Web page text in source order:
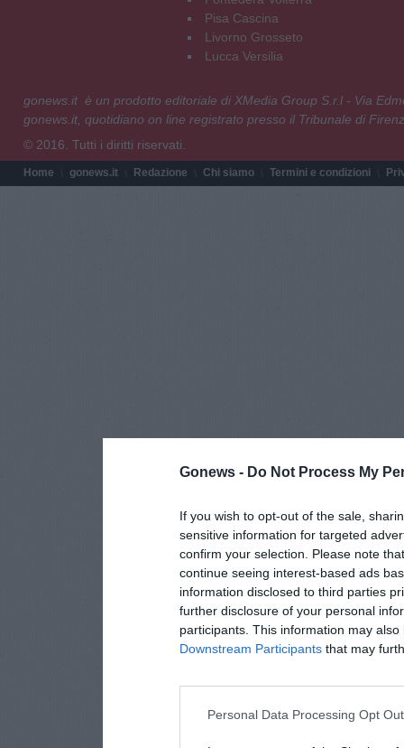
Gonews - Do Not Process My
If you wish to opt-out of the sale,
sensitive information for targeted
confirm your selection. Please note
continue seeing interest-based ads
information disclosed to third parties
further disclosure of your personal
participants. This information may
Downstream Participants that may
Personal Data Processing Opt
Pisa Cascina
Livorno Grosseto
Lucca Versilia
gonews.it è un prodotto editoriale di XMedia Group S.r.l - Via
gonews.it, quotidiano on line registrato presso il Tribunale di
© 2016. Tutti i diritti riservati.
Home gonews.it Redazione Chi siamo Termini e condizioni